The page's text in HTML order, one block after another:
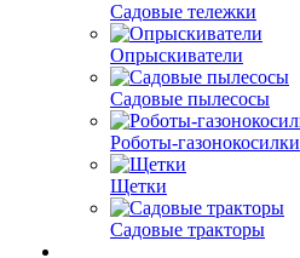
Садовые тележки
Опрыскиватели
Садовые пылесосы
Роботы-газонокосилки
Щетки
Садовые тракторы